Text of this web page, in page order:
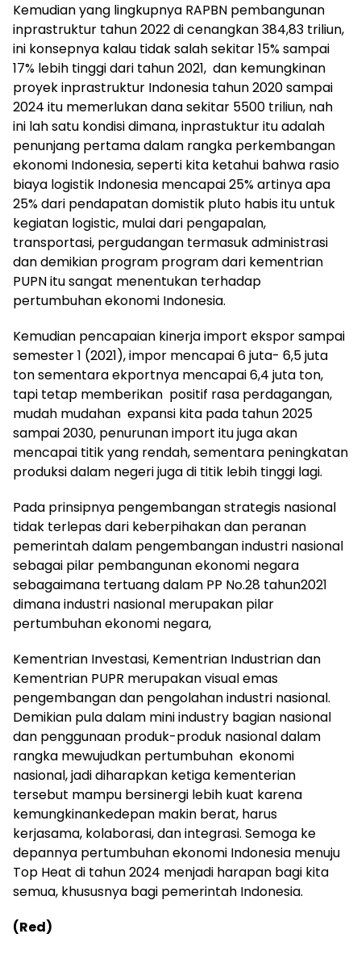
Kemudian yang lingkupnya RAPBN pembangunan
inprastruktur tahun 2022 di cenangkan 384,83 triliun,
ini konsepnya kalau tidak salah sekitar 15% sampai
17% lebih tinggi dari tahun 2021, dan kemungkinan
proyek inprastruktur Indonesia tahun 2020 sampai
2024 itu memerlukan dana sekitar 5500 triliun, nah
ini lah satu kondisi dimana, inprastuktur itu adalah
penunjang pertama dalam rangka perkembangan
ekonomi Indonesia, seperti kita ketahui bahwa rasio
biaya logistik Indonesia mencapai 25% artinya apa
25% dari pendapatan domistik pluto habis itu untuk
kegiatan logistic, mulai dari pengapalan,
transportasi, pergudangan termasuk administrasi
dan demikian program program dari kementrian
PUPN itu sangat menentukan terhadap
pertumbuhan ekonomi Indonesia.
Kemudian pencapaian kinerja import ekspor sampai
semester 1 (2021), impor mencapai 6 juta- 6,5 juta
ton sementara ekportnya mencapai 6,4 juta ton,
tapi tetap memberikan positif rasa perdagangan,
mudah mudahan expansi kita pada tahun 2025
sampai 2030, penurunan import itu juga akan
mencapai titik yang rendah, sementara peningkatan
produksi dalam negeri juga di titik lebih tinggi lagi.
Pada prinsipnya pengembangan strategis nasional
tidak terlepas dari keberpihakan dan peranan
pemerintah dalam pengembangan industri nasional
sebagai pilar pembangunan ekonomi negara
sebagaimana tertuang dalam PP No.28 tahun2021
dimana industri nasional merupakan pilar
pertumbuhan ekonomi negara,
Kementrian Investasi, Kementrian Industrian dan
Kementrian PUPR merupakan visual emas
pengembangan dan pengolahan industri nasional.
Demikian pula dalam mini industry bagian nasional
dan penggunaan produk-produk nasional dalam
rangka mewujudkan pertumbuhan ekonomi
nasional, jadi diharapkan ketiga kementerian
tersebut mampu bersinergi lebih kuat karena
kemungkinankedepan makin berat, harus
kerjasama, kolaborasi, dan integrasi. Semoga ke
depannya pertumbuhan ekonomi Indonesia menuju
Top Heat di tahun 2024 menjadi harapan bagi kita
semua, khususnya bagi pemerintah Indonesia.
(Red)